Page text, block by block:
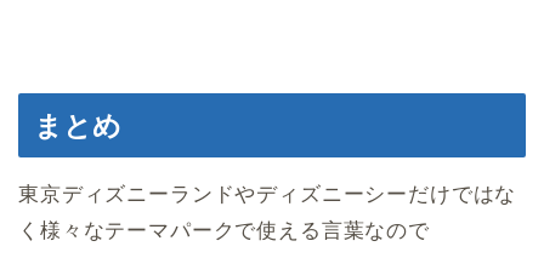
まとめ
東京ディズニーランドやディズニーシーだけではな
く様々なテーマパークで使える言葉なので